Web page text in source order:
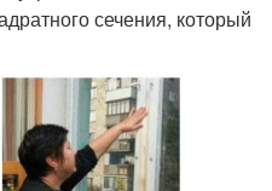
сечения, который